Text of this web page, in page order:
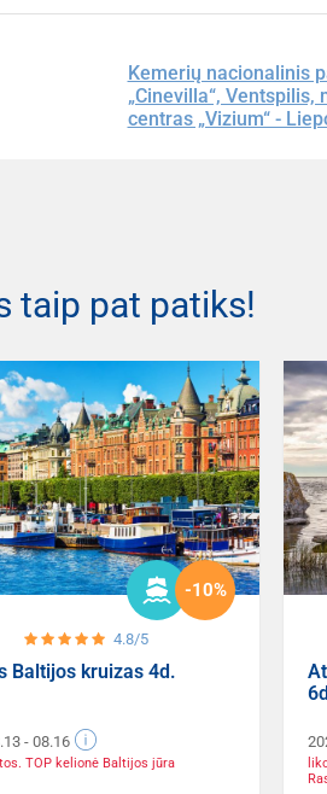
Kemerių nacionalinis
„Cinevilla“, Ventspilis,
centras „Vizium“ -
taip pat patiks!
4.8/5
-10%
Baltijos kruizas 4d.
- 08.16
TOP kelionė Baltijos jūra